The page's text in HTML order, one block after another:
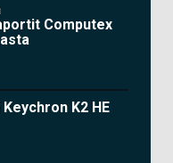
Computex
K2 HE